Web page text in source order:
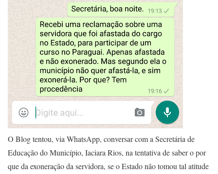
O Blog tentou, via WhatsApp, conversar com a Secretária de
Educação do Município, Iaciara Rios, na tentativa de saber o por
que da exoneração da servidora, se o Estado não tomou tal atitude